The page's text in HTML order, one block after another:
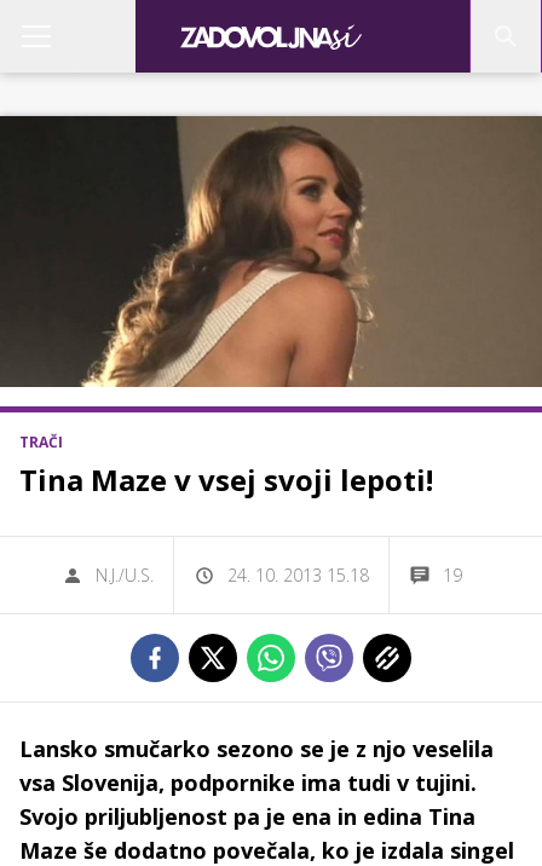
TRAČI
Tina Maze v vsej svoji lepoti!
N.J./U.S. 24. 10. 2013 15.18 19
Lansko smučarko sezono se je z njo veselila
vsa Slovenija, podpornike ima tudi v tujini.
Svojo priljubljenost pa je ena in edina Tina
Maze še dodatno povečala, ko je izdala singel